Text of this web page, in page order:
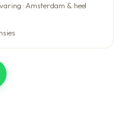
· Amsterdam & heel